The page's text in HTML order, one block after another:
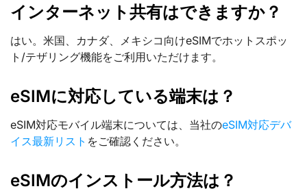
インターネット共有はできますか？
はい。米国、カナダ、メキシコ向けeSIMでホットスポッ
ト/テザリング機能をご利用いただけます。
eSIMに対応している端末は？
eSIM対応モバイル端末については、当社のeSIM対応デバ
イス最新リスト をご確認ください。
eSIMのインストール方法は？